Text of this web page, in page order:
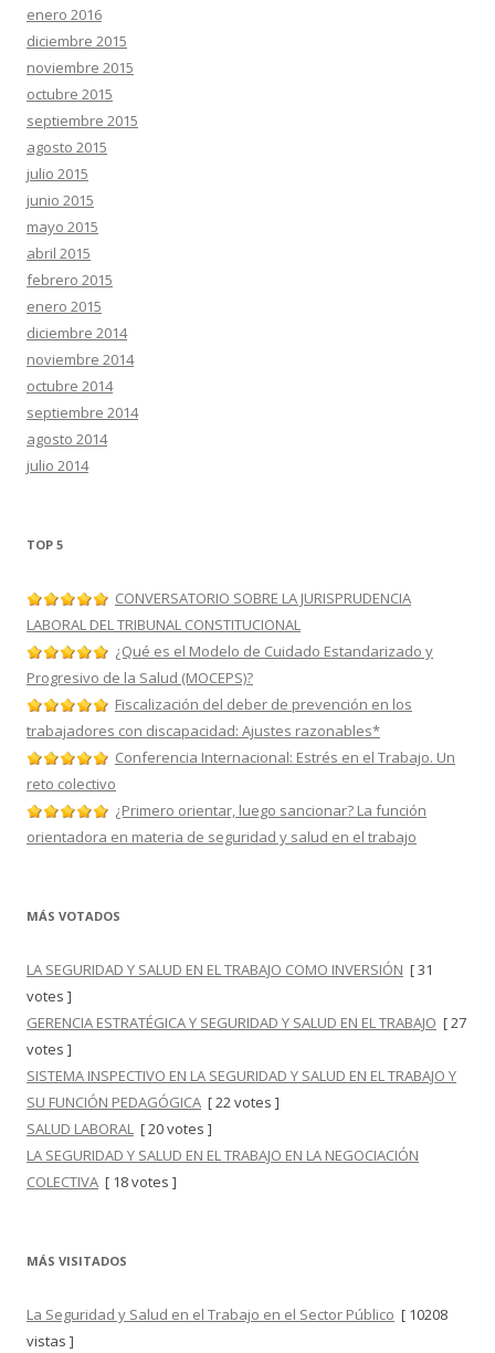
enero 2016
diciembre 2015
noviembre 2015
octubre 2015
septiembre 2015
agosto 2015
julio 2015
junio 2015
mayo 2015
abril 2015
febrero 2015
enero 2015
diciembre 2014
noviembre 2014
octubre 2014
septiembre 2014
agosto 2014
julio 2014
TOP 5
CONVERSATORIO SOBRE LA JURISPRUDENCIA
LABORAL DEL TRIBUNAL CONSTITUCIONAL
¿Qué es el Modelo de Cuidado Estandarizado y
Progresivo de la Salud (MOCEPS)?
Fiscalización del deber de prevención en los
trabajadores con discapacidad: Ajustes razonables*
Conferencia Internacional: Estrés en el Trabajo. Un
reto colectivo
¿Primero orientar, luego sancionar? La función
orientadora en materia de seguridad y salud en el trabajo
MÁS VOTADOS
LA SEGURIDAD Y SALUD EN EL TRABAJO COMO INVERSIÓN [ 31
votes ]
GERENCIA ESTRATÉGICA Y SEGURIDAD Y SALUD EN EL TRABAJO [ 27
votes ]
SISTEMA INSPECTIVO EN LA SEGURIDAD Y SALUD EN EL TRABAJO Y
SU FUNCIÓN PEDAGÓGICA [ 22 votes ]
SALUD LABORAL [ 20 votes ]
LA SEGURIDAD Y SALUD EN EL TRABAJO EN LA NEGOCIACIÓN
COLECTIVA [ 18 votes ]
MÁS VISITADOS
La Seguridad y Salud en el Trabajo en el Sector Público [ 10208
vistas ]